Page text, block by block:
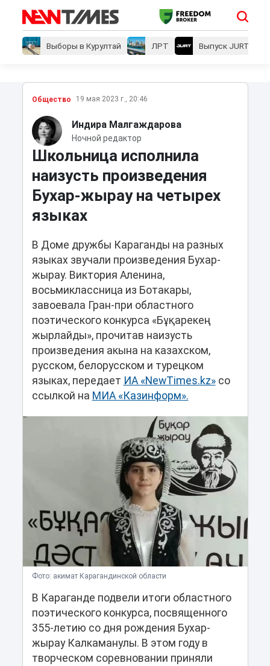
Выборы в Курултай ЛРТ Выпуск JURT
Общество 19 мая 2023 г., 20:46
Индира Малгаждарова
Ночной редактор
Школьница исполнила
наизусть произведения
Бухар-жырау на четырех
языках
В Доме дружбы Караганды на разных
языках звучали произведения Бухар-
жырау. Виктория Аленина,
восьмиклассница из Ботакары,
завоевала Гран-при областного
поэтического конкурса «Бұқарекең
жырлайды», прочитав наизусть
произведения акына на казахском,
русском, белорусском и турецком
языках, передает ИА «NewTimes.kz»со
ссылкой на МИА «Казинформ».
Фото: акимат Карагандинской области
В Караганде подвели итоги областного
поэтического конкурса, посвященного
355-летию со дня рождения Бухар-
жырау Калкаманулы. В этом году в
творческом соревновании приняли